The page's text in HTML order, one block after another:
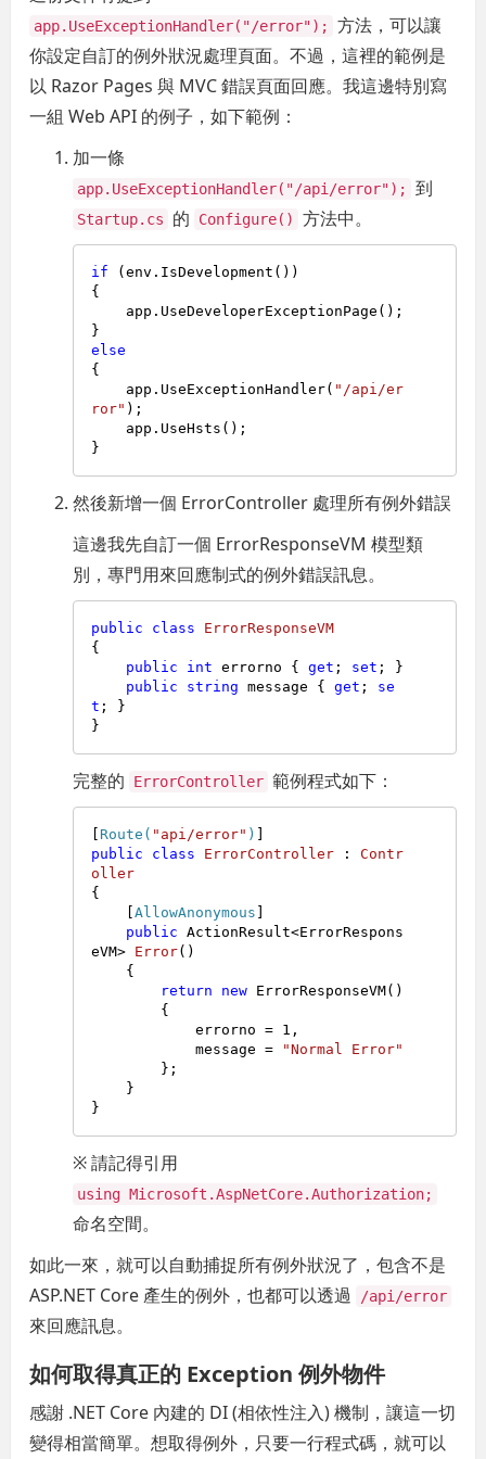
app.UseExceptionHandler("/error");
方法，可以讓
你設定自訂的例外狀況處理頁面。不過，這裡的範例是
以 Razor Pages 與 MVC 錯誤頁面回應。我這邊特別寫
一組 Web API 的例子，如下範例：
加一條
app.UseExceptionHandler("/api/error"); 到
Startup.cs 的 Configure() 方法中。
if (env.IsDevelopment())
{
else
{
    app.UseExceptionHandler(
"/api/er
ror" );
然後新增一個 ErrorController 處理所有例外錯誤
這邊我先自訂一個 ErrorResponseVM 模型類
別，專門用來回應制式的例外錯誤訊息。
public class
ErrorResponseVM
{
public
int errorno { get ; set ; }
public
string message { get ; se
t ; }
完整的 ErrorController 範例程式如下：
[ Route( "api/error" )
public
class ErrorController : Contr
oller
{
    [
AllowAnonymous ]
public ActionResult<ErrorRespons
eVM> Error()
return
new ErrorResponseVM()
            errorno =
1 ,
            message =
"Normal Error"
※ 請記得引用
using Microsoft.AspNetCore.Authorization;
命名空間。
如此一來，就可以自動捕捉所有例外狀況了，包含不是
ASP.NET Core 產生的例外，也都可以透過
/api/error
來回應訊息。
如何取得真正的 Exception 例外物件
感謝 .NET Core 內建的 DI (相依性注入) 機制，讓這一切
變得相當簡單。想取得例外，只要一行程式碼，就可以